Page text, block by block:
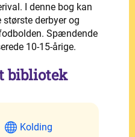
I denne bog kan
derbyer og
Spændende
10-15-årige.
bibliotek
Kolding